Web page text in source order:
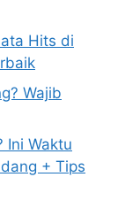
Hits di
Wajib
Ini Waktu
+ Tips